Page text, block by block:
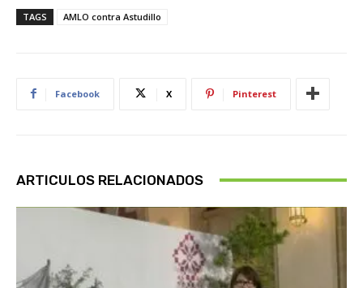
TAGS AMLO contra Astudillo
Facebook X Pinterest
ARTICULOS RELACIONADOS